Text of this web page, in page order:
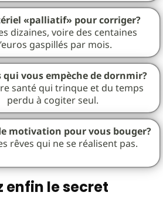
«palliatif» pour corriger?
dizaines, voire des centaines
gaspillés par mois.
qui vous empèche de dornmir?
santé qui trinque et du temps
perdu à cogiter seul.
motivation pour vous bouger?
rêves qui ne se réalisent pas.
enfin le secret